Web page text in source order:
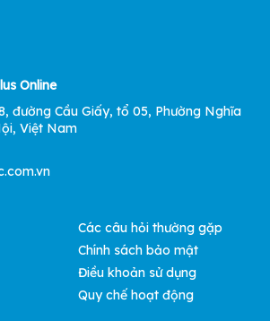
Online
đường Cầu Giấy, tổ 05, Phường Nghĩa
Việt Nam
Các câu hỏi thường gặp
Chính sách bảo mật
Điều khoản sử dụng
Quy chế hoạt động